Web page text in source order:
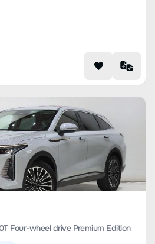
Four-wheel drive Premium Edition